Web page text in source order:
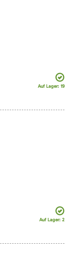
Auf Lager: 19
Auf Lager: 2